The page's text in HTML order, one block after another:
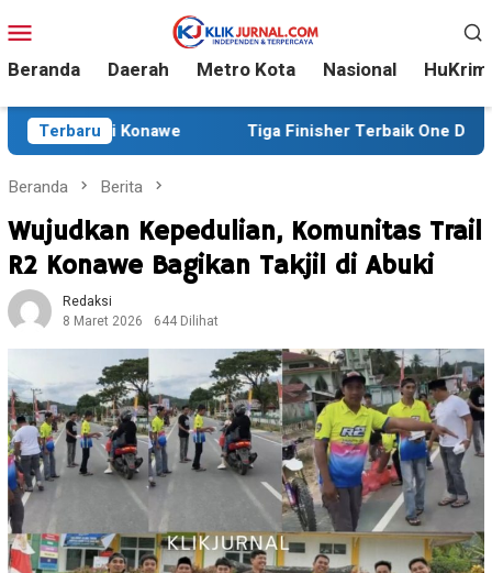
ke
kontenMobile
Beranda Daerah Metro Kota Nasional HuKrim
Terbaru
Konawe Tiga Finisher Terbaik One Day Trail
Beranda Berita
Wujudkan Kepedulian, Komunitas Trail
R2 Konawe Bagikan Takjil di Abuki
Redaksi
8 Maret 2026
644 Dilihat